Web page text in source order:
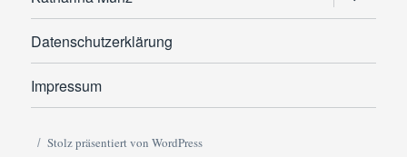
anzeigen
Datenschutzerklärung
Impressum
Stolz präsentiert von WordPress